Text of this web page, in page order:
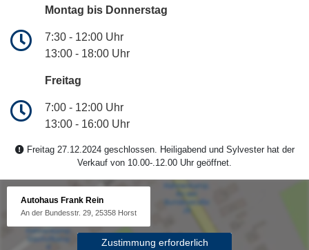
Montag bis Donnerstag
7:30 - 12:00 Uhr
13:00 - 18:00 Uhr
Freitag
7:00 - 12:00 Uhr
13:00 - 16:00 Uhr
Freitag 27.12.2024 geschlossen. Heiligabend und Sylvester hat der
Verkauf von 10.00-.12.00 Uhr geöffnet.
Autohaus Frank Rein
An der Bundesstr. 29, 25358 Horst
Zustimmung erforderlich